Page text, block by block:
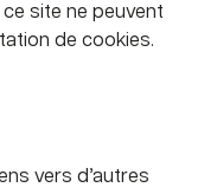
site ne peuvent
de cookies.
vers d’autres